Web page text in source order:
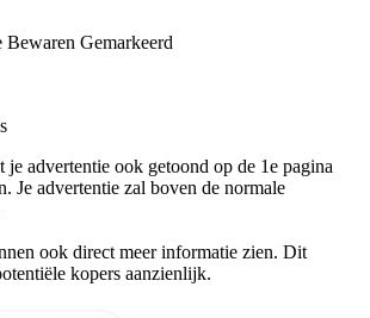
Bewaren Gemarkeerd
advertentie ook getoond op de 1e pagina
Je advertentie zal boven de normale
ook direct meer informatie zien. Dit
kopers aanzienlijk.